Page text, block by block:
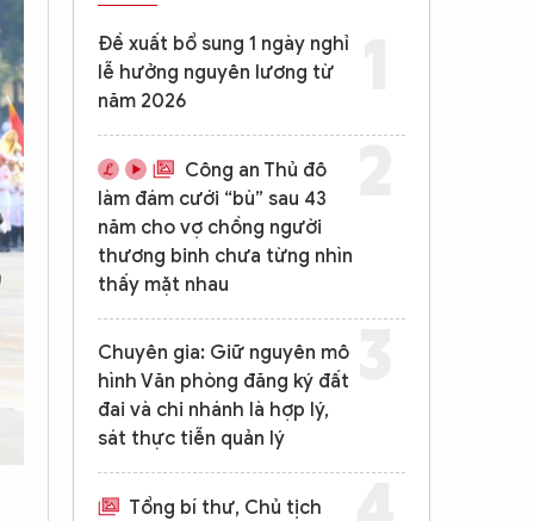
Đề xuất bổ sung 1 ngày nghỉ
lễ hưởng nguyên lương từ
năm 2026
Công an Thủ đô
làm đám cưới “bù” sau 43
năm cho vợ chồng người
thương binh chưa từng nhìn
thấy mặt nhau
Chuyên gia: Giữ nguyên mô
hình Văn phòng đăng ký đất
đai và chi nhánh là hợp lý,
sát thực tiễn quản lý
Tổng bí thư, Chủ tịch